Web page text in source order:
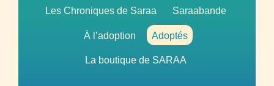
Les Chroniques de Saraa Saraabande
À l’adoption Adoptés
La boutique de SARAA